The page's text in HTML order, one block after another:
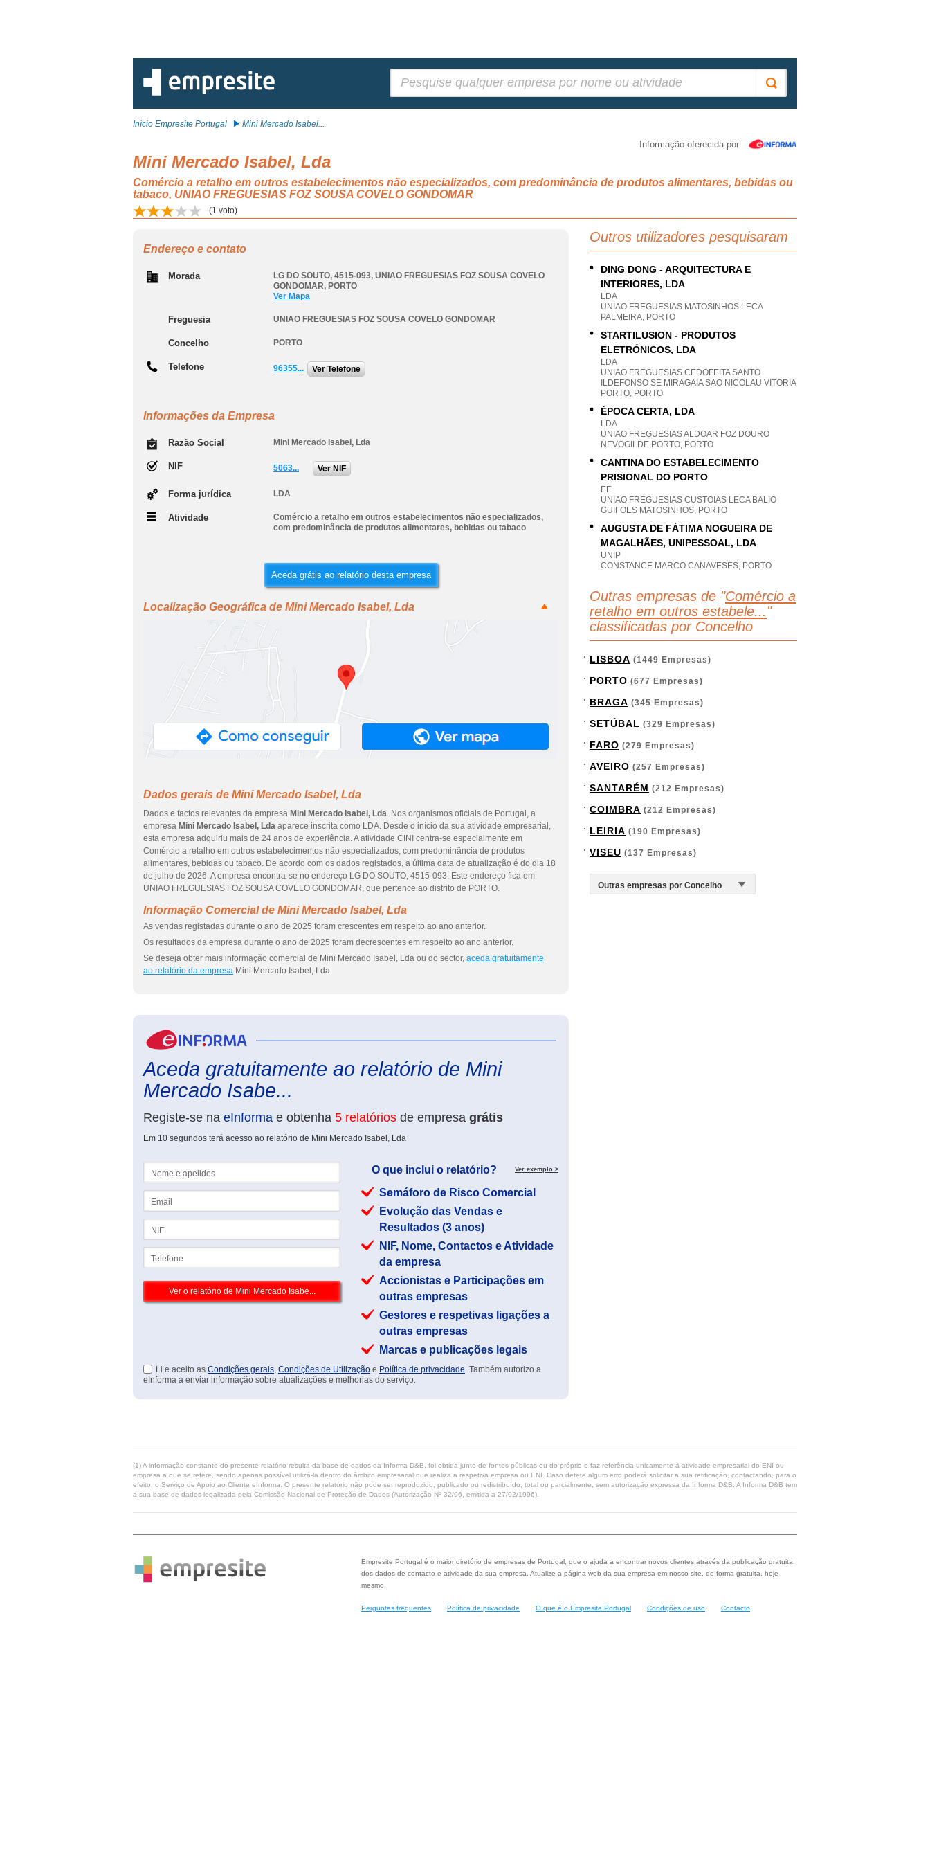
Início Empresite Portugal Mini Mercado Isabel...
Informação oferecida por
Mini Mercado Isabel, Lda
Comércio a retalho em outros estabelecimentos não especializados, com predominância de produtos alimentares, bebidas ou
tabaco, UNIAO FREGUESIAS FOZ SOUSA COVELO GONDOMAR
(1 voto)
Endereço e contato
Morada LG DO SOUTO, 4515-093, UNIAO FREGUESIAS FOZ SOUSA COVELO
GONDOMAR, PORTO
Ver Mapa
Freguesia UNIAO FREGUESIAS FOZ SOUSA COVELO GONDOMAR
Concelho PORTO
Telefone 96355... Ver Telefone
Informações da Empresa
Razão Social Mini Mercado Isabel, Lda
NIF 5063... Ver NIF
Forma jurídica LDA
Atividade
Comércio a retalho em outros estabelecimentos não especializados,
com predominância de produtos alimentares, bebidas ou tabaco
Aceda grátis ao relatório desta empresa
Localização Geográfica de Mini Mercado Isabel, Lda
Dados gerais de Mini Mercado Isabel, Lda
Dados e factos relevantes da empresa Mini Mercado Isabel, Lda. Nos organismos oficiais de Portugal, a
empresa Mini Mercado Isabel, Lda aparece inscrita como LDA. Desde o início da sua atividade empresarial,
esta empresa adquiriu mais de 24 anos de experiência. A atividade CINI centra-se especialmente em
Comércio a retalho em outros estabelecimentos não especializados, com predominância de produtos
alimentares, bebidas ou tabaco. De acordo com os dados registados, a última data de atualização é do dia 18
de julho de 2026. A empresa encontra-se no endereço LG DO SOUTO, 4515-093. Este endereço fica em
UNIAO FREGUESIAS FOZ SOUSA COVELO GONDOMAR, que pertence ao distrito de PORTO.
Informação Comercial de Mini Mercado Isabel, Lda
As vendas registadas durante o ano de 2025 foram crescentes em respeito ao ano anterior.
Os resultados da empresa durante o ano de 2025 foram decrescentes em respeito ao ano anterior.
Se deseja obter mais informação comercial de Mini Mercado Isabel, Lda ou do sector, aceda gratuitamente
ao relatório da empresa Mini Mercado Isabel, Lda.
Aceda gratuitamente ao relatório de Mini
Mercado Isabe...
Registe-se na eInforma e obtenha 5 relatórios de empresa grátis
Em 10 segundos terá acesso ao relatório de Mini Mercado Isabel, Lda
O que inclui o relatório? Ver exemplo >
Semáforo de Risco Comercial
Evolução das Vendas e
Resultados (3 anos)
NIF, Nome, Contactos e Atividade
da empresa
Accionistas e Participações em
outras empresas
Gestores e respetivas ligações a
outras empresas
Marcas e publicações legais
Li e aceito as Condições gerais, Condições de Utilização e Política de privacidade. Também autorizo a
eInforma a enviar informação sobre atualizações e melhorias do serviço.
Outros utilizadores pesquisaram
DING DONG - ARQUITECTURA E
INTERIORES, LDA
LDA
UNIAO FREGUESIAS MATOSINHOS LECA
PALMEIRA, PORTO
STARTILUSION - PRODUTOS
ELETRÓNICOS, LDA
LDA
UNIAO FREGUESIAS CEDOFEITA SANTO
ILDEFONSO SE MIRAGAIA SAO NICOLAU VITORIA
PORTO, PORTO
ÉPOCA CERTA, LDA
LDA
UNIAO FREGUESIAS ALDOAR FOZ DOURO
NEVOGILDE PORTO, PORTO
CANTINA DO ESTABELECIMENTO
PRISIONAL DO PORTO
EE
UNIAO FREGUESIAS CUSTOIAS LECA BALIO
GUIFOES MATOSINHOS, PORTO
AUGUSTA DE FÁTIMA NOGUEIRA DE
MAGALHÃES, UNIPESSOAL, LDA
UNIP
CONSTANCE MARCO CANAVESES, PORTO
Outras empresas de "Comércio a
retalho em outros estabele... "
classificadas por Concelho
LISBOA (1449 Empresas)
PORTO (677 Empresas)
BRAGA (345 Empresas)
SETÚBAL (329 Empresas)
FARO (279 Empresas)
AVEIRO (257 Empresas)
SANTARÉM (212 Empresas)
COIMBRA (212 Empresas)
LEIRIA (190 Empresas)
VISEU (137 Empresas)
(1) A informação constante do presente relatório resulta da base de dados da Informa D&B, foi obtida junto de fontes públicas ou do próprio e faz referência unicamente à atividade empresarial do ENI ou
empresa a que se refere, sendo apenas possível utilizá-la dentro do âmbito empresarial que realiza a respetiva empresa ou ENI. Caso detete algum erro poderá solicitar a sua retificação, contactando, para o
efeito, o Serviço de Apoio ao Cliente eInforma. O presente relatório não pode ser reproduzido, publicado ou redistribuído, total ou parcialmente, sem autorização expressa da Informa D&B. A Informa D&B tem
a sua base de dados legalizada pela Comissão Nacional de Proteção de Dados (Autorização Nº 32/96, emitida a 27/02/1996).
Empresite Portugal é o maior diretório de empresas de Portugal, que o ajuda a encontrar novos clientes através da publicação gratuita
dos dados de contacto e atividade da sua empresa. Atualize a página web da sua empresa em nosso site, de forma gratuita, hoje
mesmo.
Perguntas frequentes Política de privacidade O que é o Empresite Portugal Condições de uso Contacto